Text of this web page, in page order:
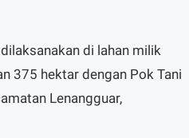
di lahan milik
375 hektar dengan Pok Tani
Lenangguar,